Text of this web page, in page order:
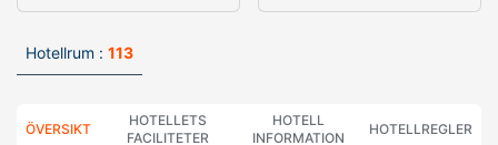
Hotellrum : 113
ÖVERSIKT
HOTELLETS
FACILITETER
HOTELL
INFORMATION
HOTELLREGLER